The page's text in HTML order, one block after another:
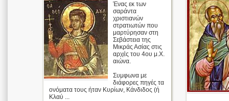
Ένας εκ των
σαράντα
χριστιανών
στρατιωτών που
μαρτύρησαν στη
Σεβάστεια της
Μικράς Ασίας στις
αρχές του 4ου μ.Χ.
αιώνα.
Συμφωνα με
διάφορες πηγές τα
ονόματα τους ήταν Κυρίων, Κάνδιδος (ή
Κλαύ ...